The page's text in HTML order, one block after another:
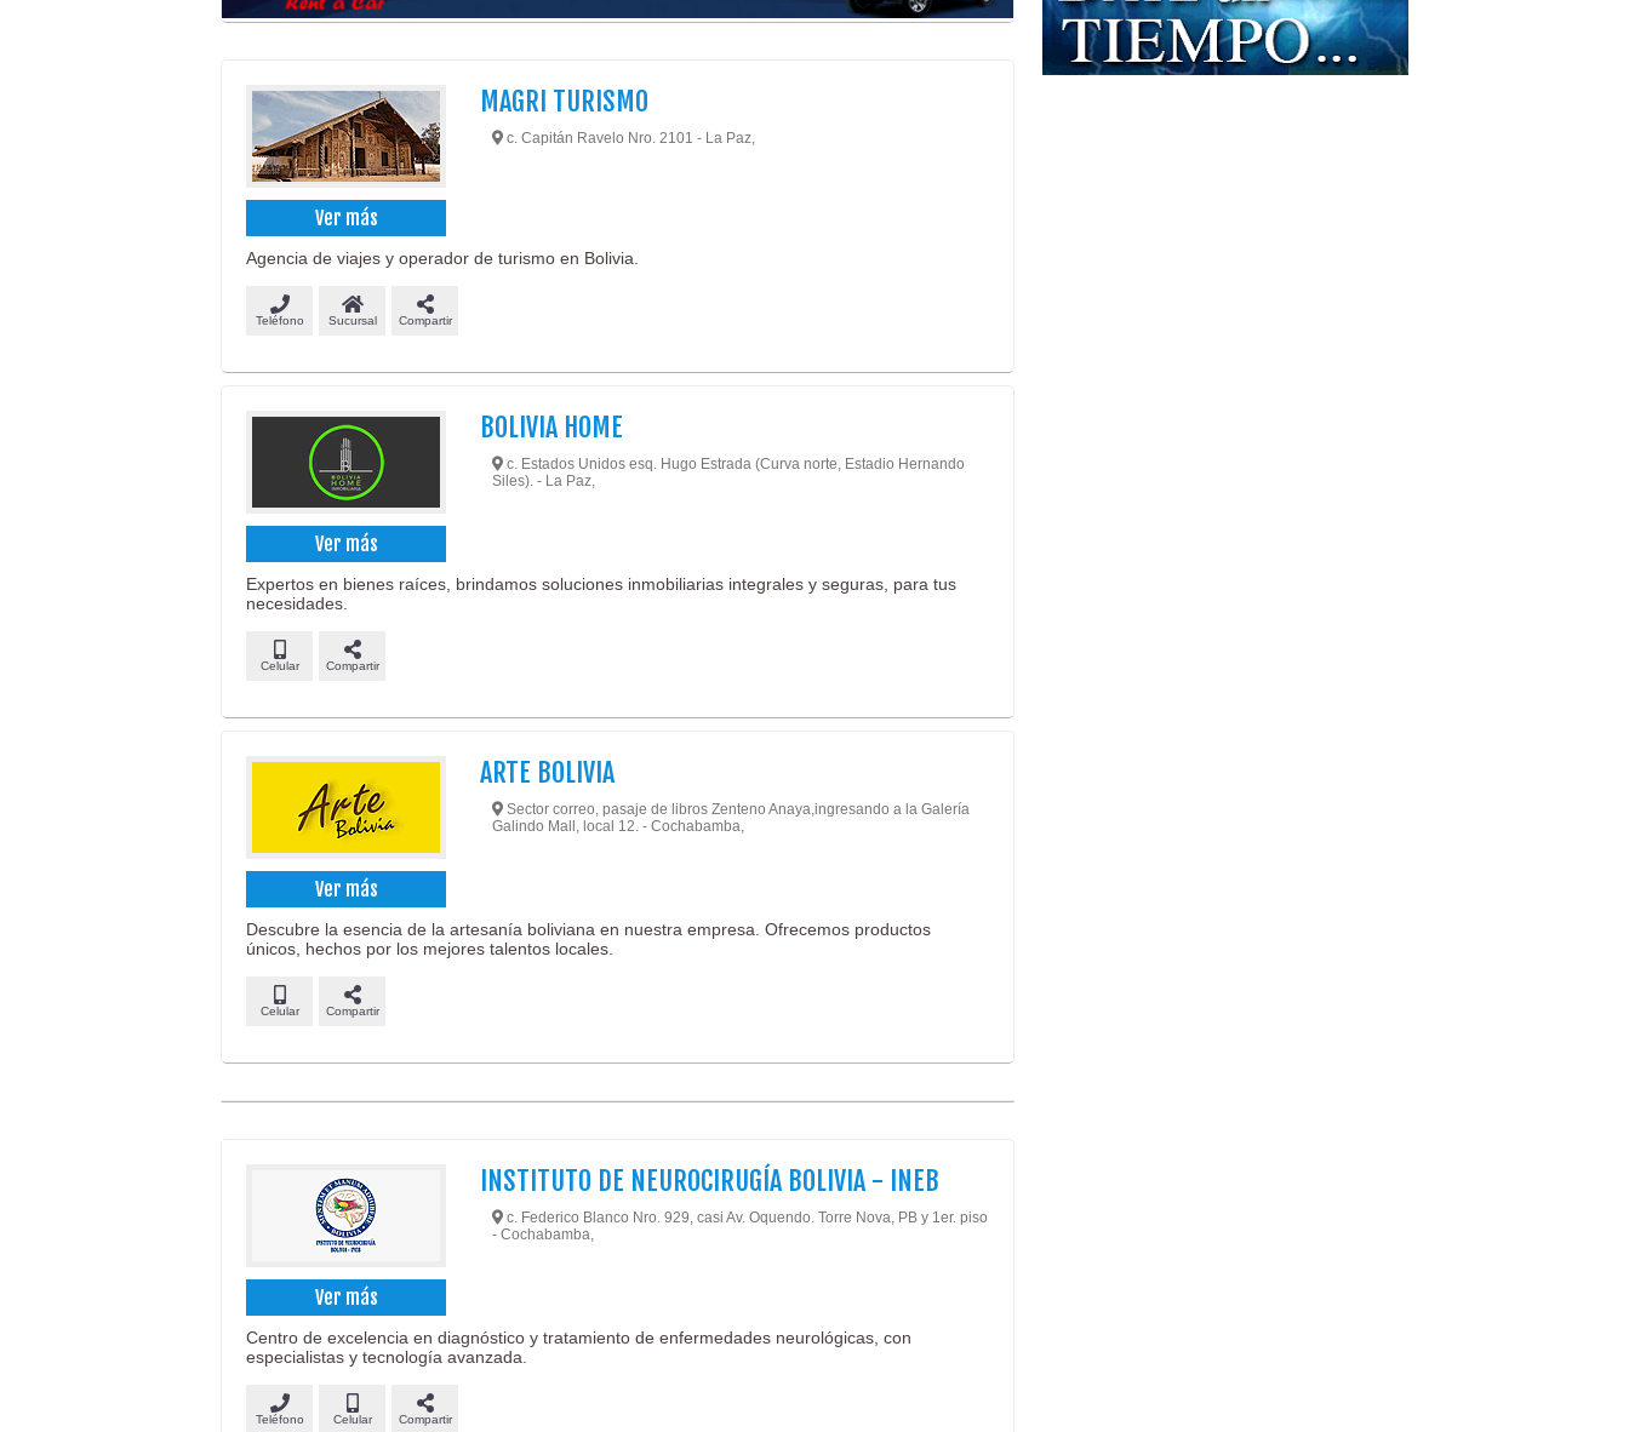
Ver más
MAGRI TURISMO
c. Capitán Ravelo Nro. 2101 - La Paz,
Agencia de viajes y operador de turismo en Bolivia.
Teléfono Sucursal Compartir
Ver más
BOLIVIA HOME
c. Estados Unidos esq. Hugo Estrada (Curva norte, Estadio Hernando
Siles). - La Paz,
Expertos en bienes raíces, brindamos soluciones inmobiliarias integrales y seguras, para tus
necesidades.
Celular Compartir
Ver más
ARTE BOLIVIA
Sector correo, pasaje de libros Zenteno Anaya,ingresando a la Galería
Galindo Mall, local 12. - Cochabamba,
Descubre la esencia de la artesanía boliviana en nuestra empresa. Ofrecemos productos
únicos, hechos por los mejores talentos locales.
Celular Compartir
Ver más
INSTITUTO DE NEUROCIRUGÍA BOLIVIA - INEB
c. Federico Blanco Nro. 929, casi Av. Oquendo. Torre Nova, PB y 1er. piso
- Cochabamba,
Centro de excelencia en diagnóstico y tratamiento de enfermedades neurológicas, con
especialistas y tecnología avanzada.
Teléfono Celular Compartir
Regalos y Adornos
Ropa para Caballeros
Ropa para Damas